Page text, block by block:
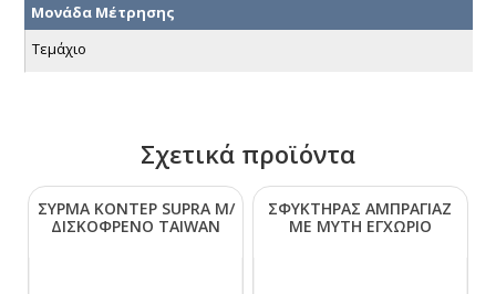
Μονάδα Μέτρησης
Τεμάχιο
Σχετικά προϊόντα
ΣΥΡΜΑ ΚΟΝΤΕΡ SUΡRΑ Μ/
ΔΙΣΚΟΦΡΕΝΟ ΤΑΙWΑΝ
ΣΦΥΚΤΗΡΑΣ ΑΜΠΡΑΓΙΑΖ
ΜΕ ΜΥΤΗ ΕΓΧΩΡΙΟ